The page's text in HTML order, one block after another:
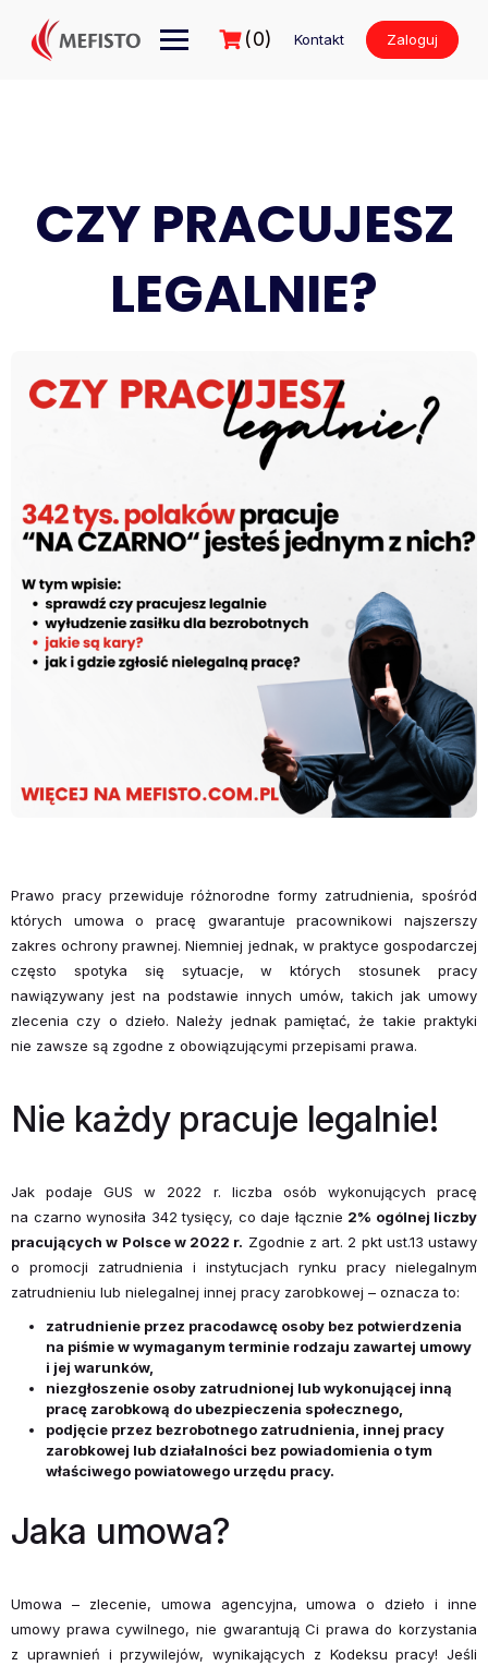
treści
(0) Kontakt Zaloguj
CZY PRACUJESZ
LEGALNIE?
Prawo pracy przewiduje różnorodne formy zatrudnienia, spośród
których umowa o pracę gwarantuje pracownikowi najszerszy
zakres ochrony prawnej. Niemniej jednak, w praktyce gospodarczej
często spotyka się sytuacje, w których stosunek pracy
nawiązywany jest na podstawie innych umów, takich jak umowy
zlecenia czy o dzieło. Należy jednak pamiętać, że takie praktyki
nie zawsze są zgodne z obowiązującymi przepisami prawa.
Nie każdy pracuje legalnie!
Jak podaje GUS w 2022 r. liczba osób wykonujących pracę
na czarno wynosiła 342 tysięcy, co daje łącznie 2% ogólnej liczby
pracujących w Polsce w 2022 r. Zgodnie z art. 2 pkt ust.13 ustawy
o promocji zatrudnienia i instytucjach rynku pracy nielegalnym
zatrudnieniu lub nielegalnej innej pracy zarobkowej – oznacza to:
zatrudnienie przez pracodawcę osoby bez potwierdzenia
na piśmie w wymaganym terminie rodzaju zawartej umowy
i jej warunków,
niezgłoszenie osoby zatrudnionej lub wykonującej inną
pracę zarobkową do ubezpieczenia społecznego,
podjęcie przez bezrobotnego zatrudnienia, innej pracy
zarobkowej lub działalności bez powiadomienia o tym
właściwego powiatowego urzędu pracy.
Jaka umowa?
Umowa – zlecenie, umowa agencyjna, umowa o dzieło i inne
umowy prawa cywilnego, nie gwarantują Ci prawa do korzystania
z uprawnień i przywilejów, wynikających z Kodeksu pracy! Jeśli